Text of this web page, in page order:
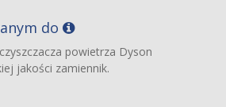
do
powietrza Dyson
jakości zamiennik.